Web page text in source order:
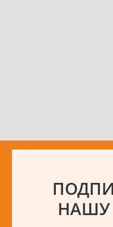
НАШУ